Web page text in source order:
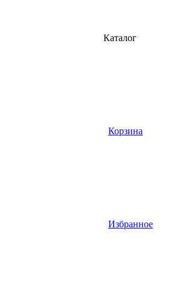
Каталог
Корзина
Избранное